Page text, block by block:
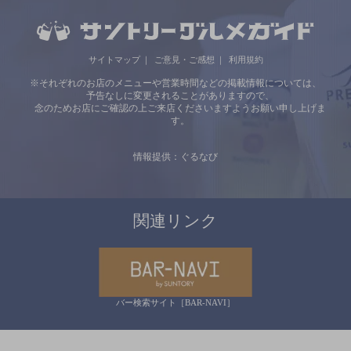
サイトマップ ご意見・ご感想 利用規約
※それぞれのお店のメニューや営業時間などの掲載情報については、
予告なしに変更されることがありますので、
念のためお店にご確認の上ご来店くださいますようお願い申し上げま
す。
情報提供：ぐるなび
関連リンク
バー検索サイト［BAR-NAVI］